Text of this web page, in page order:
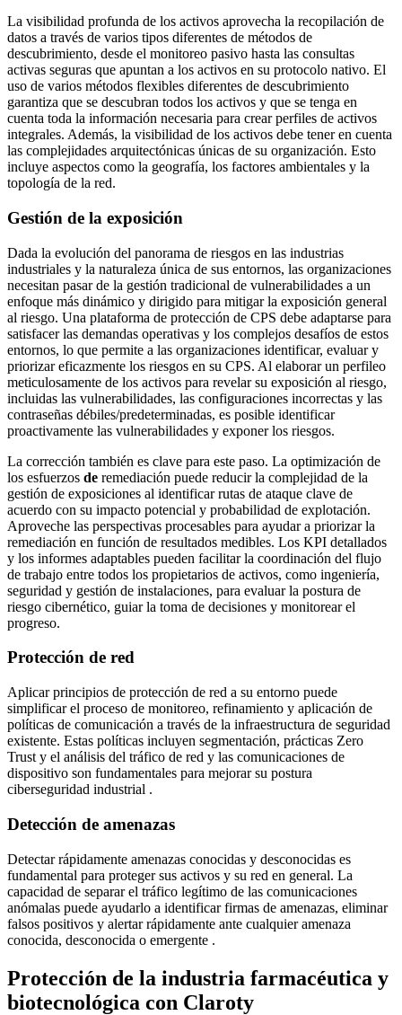
La visibilidad profunda de los activos aprovecha la recopilación de
datos a través de varios tipos diferentes de métodos de
descubrimiento, desde el monitoreo pasivo hasta las consultas
activas seguras que apuntan a los activos en su protocolo nativo. El
uso de varios métodos flexibles diferentes de descubrimiento
garantiza que se descubran todos los activos y que se tenga en
cuenta toda la información necesaria para crear perfiles de activos
integrales. Además, la visibilidad de los activos debe tener en cuenta
las complejidades arquitectónicas únicas de su organización. Esto
incluye aspectos como la geografía, los factores ambientales y la
topología de la red.
Gestión de la exposición
Dada la evolución del panorama de riesgos en las industrias
industriales y la naturaleza única de sus entornos, las organizaciones
necesitan pasar de la gestión tradicional de vulnerabilidades a un
enfoque más dinámico y dirigido para mitigar la exposición general
al riesgo. Una plataforma de protección de CPS debe adaptarse para
satisfacer las demandas operativas y los complejos desafíos de estos
entornos, lo que permite a las organizaciones identificar, evaluar y
priorizar eficazmente los riesgos en su CPS. Al elaborar un perfileo
meticulosamente de los activos para revelar su exposición al riesgo,
incluidas las vulnerabilidades, las configuraciones incorrectas y las
contraseñas débiles/predeterminadas, es posible identificar
proactivamente las vulnerabilidades y exponer los riesgos.
La corrección también es clave para este paso. La optimización de
los esfuerzos de remediación puede reducir la complejidad de la
gestión de exposiciones al identificar rutas de ataque clave de
acuerdo con su impacto potencial y probabilidad de explotación.
Aproveche las perspectivas procesables para ayudar a priorizar la
remediación en función de resultados medibles. Los KPI detallados
y los informes adaptables pueden facilitar la coordinación del flujo
de trabajo entre todos los propietarios de activos, como ingeniería,
seguridad y gestión de instalaciones, para evaluar la postura de
riesgo cibernético, guiar la toma de decisiones y monitorear el
progreso.
Protección de red
Aplicar principios de protección de red a su entorno puede
simplificar el proceso de monitoreo, refinamiento y aplicación de
políticas de comunicación a través de la infraestructura de seguridad
existente. Estas políticas incluyen segmentación, prácticas Zero
Trust y el análisis del tráfico de red y las comunicaciones de
dispositivo son fundamentales para mejorar su postura
ciberseguridad industrial .
Detección de amenazas
Detectar rápidamente amenazas conocidas y desconocidas es
fundamental para proteger sus activos y su red en general. La
capacidad de separar el tráfico legítimo de las comunicaciones
anómalas puede ayudarlo a identificar firmas de amenazas, eliminar
falsos positivos y alertar rápidamente ante cualquier amenaza
conocida, desconocida o emergente .
Protección de la industria farmacéutica y
biotecnológica con Claroty